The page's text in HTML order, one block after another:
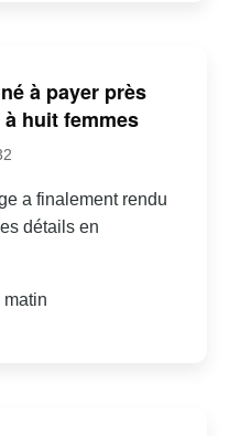
à payer près
huit femmes
a finalement rendu
détails en
matin